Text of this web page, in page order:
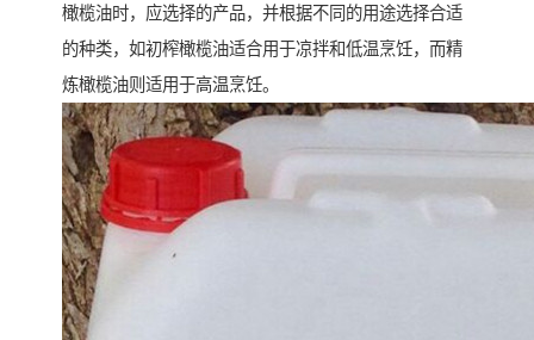
橄榄油时，应选择的产品，并根据不同的用途选择合适
的种类，如初榨橄榄油适合用于凉拌和低温烹饪，而精
炼橄榄油则适用于高温烹饪。